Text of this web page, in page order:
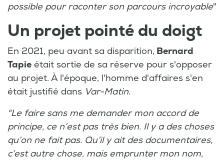
possible pour raconter son parcours incroyable"
Un projet pointé du doigt
En 2021, peu avant sa disparition, Bernard
Tapie était sortie de sa réserve pour s'opposer
au projet. À l'époque, l'homme d'affaires s'en
était justifié dans Var-Matin.
"Le faire sans me demander mon accord de
principe, ce n’est pas très bien. Il y a des choses
qu’on ne fait pas. Qu’il y ait des documentaires,
c’est autre chose, mais emprunter mon nom,